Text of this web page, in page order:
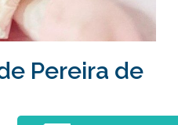
Pereira de